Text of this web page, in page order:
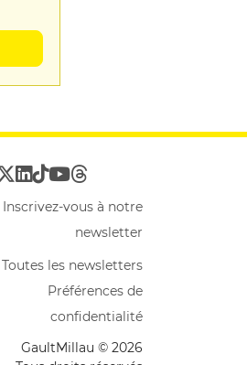
Inscrivez-vous à notre
newsletter
Toutes les newsletters
Préférences de
confidentialité
GaultMillau © 2026